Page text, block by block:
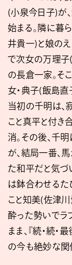
(小泉今日子)が
始まる。隣に暮
井貴一)と娘の
で次女の万理
の長倉一家。そ
女・典子(飯島直
当初の千明は、
こと真平と付き
消。その後、千
が、結局一番、
た和平だと気づ
は鉢合わせるた
こと知美(佐津川
酔った勢いでラ
まま、『続・続
の今も絶妙な関